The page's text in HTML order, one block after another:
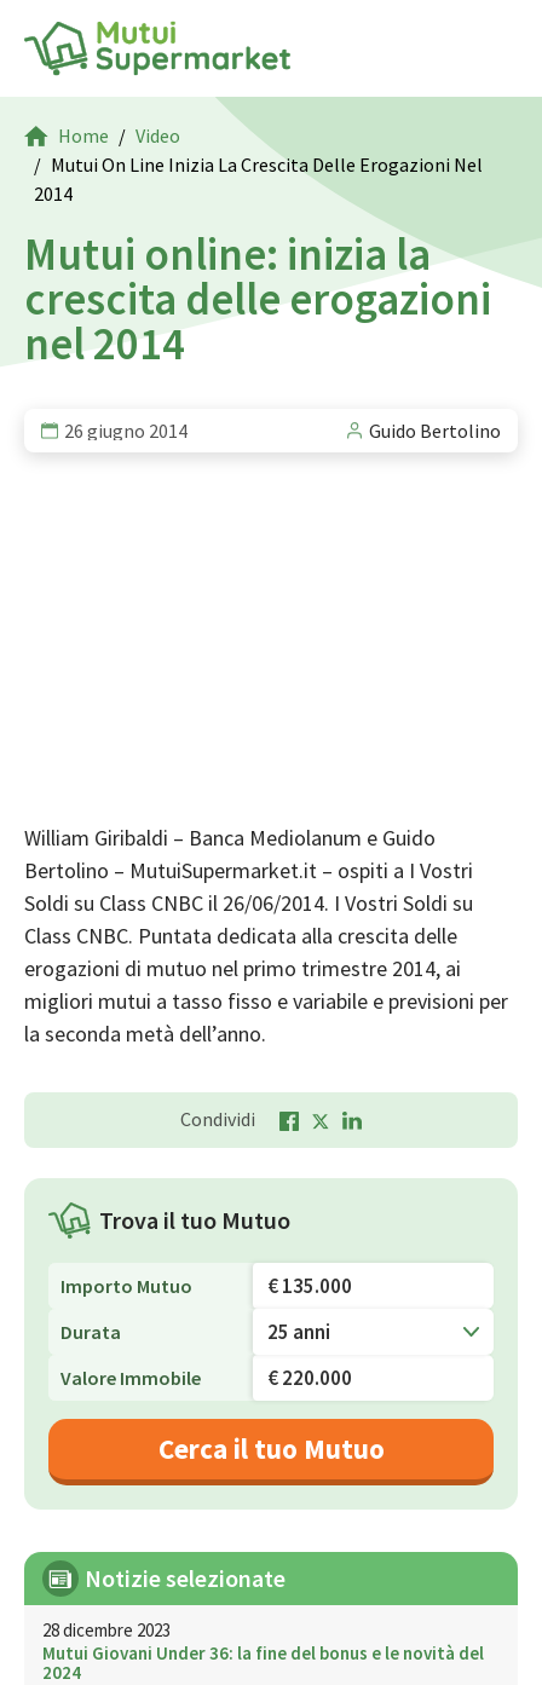
Home
Video
Mutui On Line Inizia La Crescita Delle Erogazioni Nel
2014
Mutui online: inizia la
crescita delle erogazioni
nel 2014
26 giugno 2014 Guido Bertolino
William Giribaldi – Banca Mediolanum e Guido
Bertolino – MutuiSupermarket.it – ospiti a I Vostri
Soldi su Class CNBC il 26/06/2014. I Vostri Soldi su
Class CNBC. Puntata dedicata alla crescita delle
erogazioni di mutuo nel primo trimestre 2014, ai
migliori mutui a tasso fisso e variabile e previsioni per
la seconda metà dell’anno.
Condividi
Trova il tuo Mutuo
Importo Mutuo
Durata
25 anni
Valore Immobile
Cerca il tuo Mutuo
Notizie selezionate
28 dicembre 2023
Mutui Giovani Under 36: la fine del bonus e le novità del
2024